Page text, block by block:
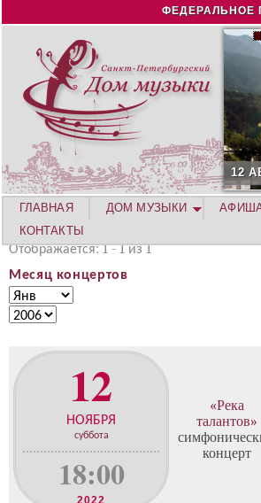
Jump to
ФЕДЕРАЛЬНОЕ
12 АВГУСТА. КОНЦЕРТ ЛЕТНЕЙ
Отображается: 1 - 1 из 1
Месяц концертов
М
е
к
р
М
еГ
12
НОЯБРЯ
суббота
18:00
2022
«Река
талантов»
концерт
ГЛАВНАЯ ДОМ МУЗЫКИ
КОНТАКТЫ